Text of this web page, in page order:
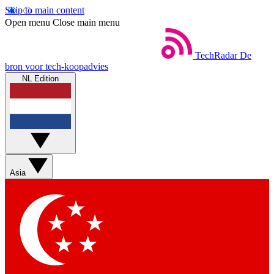
Skip to main content
Open menu Close main menu
TechRadar De
bron voor tech-koopadvies
NL Edition
Asia